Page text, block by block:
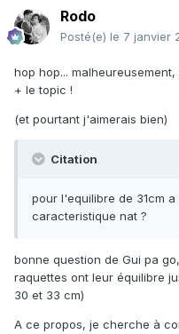
Rodo
Posté(e) le 7 janvier
hop hop...
+ le topic !
(et pourtant j'aimerais bien)
Citation
pour l'equilibre de 31cm
caracteristique nat ?
bonne question de Gui pa
raquettes ont leur équilibre
30 et 33 cm)
A ce propos, je cherche à